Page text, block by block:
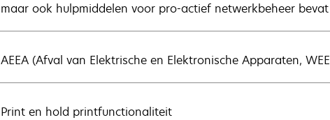
maar ook hulpmiddelen voor pro-actief netwerkbeheer
AEEA (Afval van Elektrische en Elektronische Apparaten,
Print en hold printfunctionaliteit